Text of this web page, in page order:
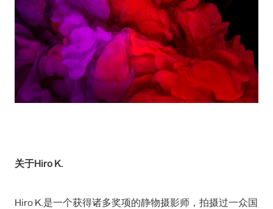
关于Hiro K.
Hiro K.是一个获得诸多奖项的静物摄影师，拍摄过一众国